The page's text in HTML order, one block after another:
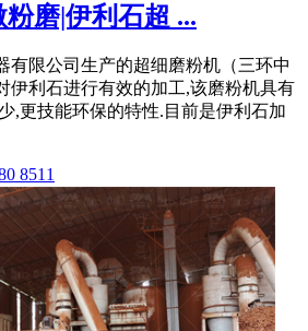
磨|伊利石超 ...
有限公司生产的超细磨粉机（三环中
伊利石进行有效的加工,该磨粉机具有
,更技能环保的特性.目前是伊利石加
8511